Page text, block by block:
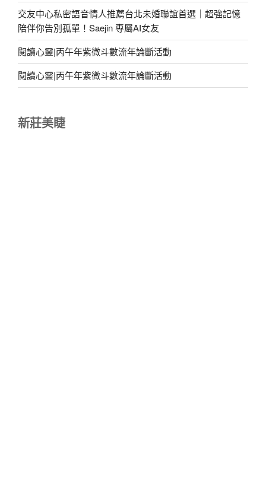
交友中心私密語音情人推薦台北未婚聯誼首選｜超強記憶
陪伴你告別孤單！Saejin 專屬AI女友
閱讀心靈|丙午年紫微斗數流年論斷活動
閱讀心靈|丙午年紫微斗數流年論斷活動
新莊美睫